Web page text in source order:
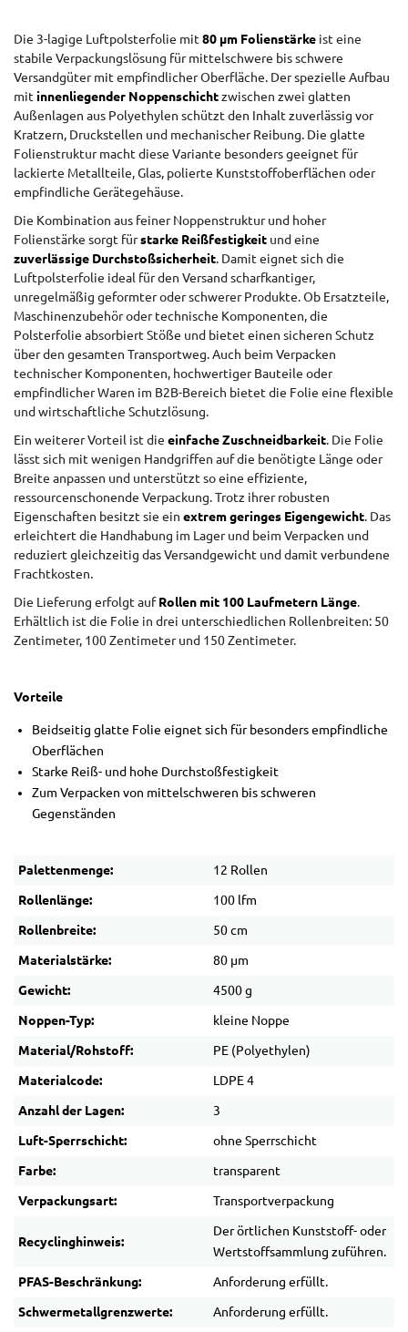
Die 3-lagige Luftpolsterfolie mit80 µm Folienstärke ist eine
stabile Verpackungslösung für mittelschwere bis schwere
Versandgüter mit empfindlicher Oberfläche. Der spezielle Aufbau
mit innenliegender Noppenschichtzwischen zwei glatten
Außenlagen aus Polyethylen schützt den Inhalt zuverlässig vor
Kratzern, Druckstellen und mechanischer Reibung. Die glatte
Folienstruktur macht diese Variante besonders geeignet für
lackierte Metallteile, Glas, polierte Kunststoffoberflächen oder
empfindliche Gerätegehäuse.
Die Kombination aus feiner Noppenstruktur und hoher
Folienstärke sorgt fürstarke Reißfestigkeit und eine
zuverlässige Durchstoßsicherheit. Damit eignet sich die
Luftpolsterfolie ideal für den Versand scharfkantiger,
unregelmäßig geformter oder schwerer Produkte. Ob Ersatzteile,
Maschinenzubehör oder technische Komponenten, die
Polsterfolie absorbiert Stöße und bietet einen sicheren Schutz
über den gesamten Transportweg. Auch beim Verpacken
technischer Komponenten, hochwertiger Bauteile oder
empfindlicher Waren im B2B-Bereich bietet die Folie eine flexible
und wirtschaftliche Schutzlösung.
Ein weiterer Vorteil ist die einfache Zuschneidbarkeit. Die Folie
lässt sich mit wenigen Handgriffen auf die benötigte Länge oder
Breite anpassen und unterstützt so eine effiziente,
ressourcenschonende Verpackung. Trotz ihrer robusten
Eigenschaften besitzt sie ein extrem geringes Eigengewicht. Das
erleichtert die Handhabung im Lager und beim Verpacken und
reduziert gleichzeitig das Versandgewicht und damit verbundene
Frachtkosten.
Die Lieferung erfolgt aufRollen mit 100 Laufmetern Länge.
Erhältlich ist die Folie in drei unterschiedlichen Rollenbreiten: 50
Zentimeter, 100 Zentimeter und 150 Zentimeter.
Vorteile
Beidseitig glatte Folie eignet sich für besonders empfindliche
Oberflächen
Starke Reiß- und hohe Durchstoßfestigkeit
Zum Verpacken von mittelschweren bis schweren
Gegenständen
Palettenmenge: 12 Rollen
Rollenlänge: 100 lfm
Rollenbreite: 50 cm
Materialstärke: 80 µm
Gewicht: 4500 g
Noppen-Typ: kleine Noppe
Material/Rohstoff: PE (Polyethylen)
Materialcode: LDPE 4
Anzahl der Lagen: 3
Luft-Sperrschicht: ohne Sperrschicht
Farbe: transparent
Verpackungsart: Transportverpackung
Recyclinghinweis:
Der örtlichen Kunststoff- oder
Wertstoffsammlung zuführen.
PFAS-Beschränkung: Anforderung erfüllt.
Schwermetallgrenzwerte: Anforderung erfüllt.